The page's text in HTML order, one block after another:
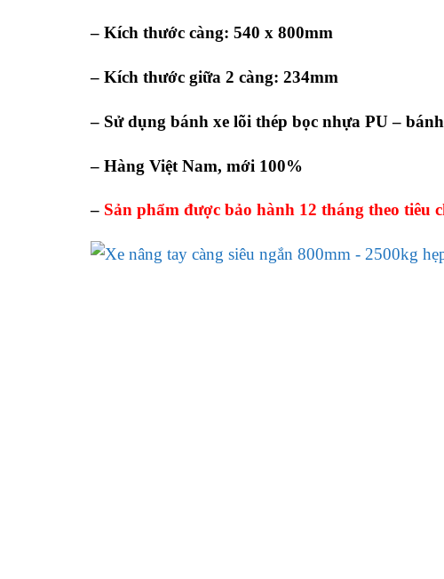
– Kích thước càng: 540 x 800mm
– Kích thước giữa 2 càng: 234mm
– Sử dụng bánh xe lõi thép bọc nhựa PU –
– Hàng Việt Nam, mới 100%
– Sản phẩm được bảo hành 12 tháng theo tiêu